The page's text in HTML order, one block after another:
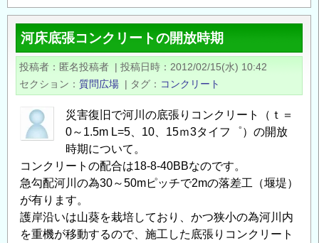
教
公
募
北
道
大
学
学
院
工
学
研
河床底張コンクリートの開放時期
投稿者 匿名投稿者 | 投稿日時
2012/02/15(水) 10:42
セクション
質問広場 | タグ コンクリート
災害復旧で河川の底張りコンクリート（ｔ＝
0～1.5m L=5、10、15ｍ3タイフ゜）の開放
時期について。
コンクリートの配合は18-8-40BBなのです。
急勾配河川の為30～50mピッチで2mの落差工（堰堤）
が有ります。
護岸沿いは山葵を栽培しており、かつ狭小の為河川内
を重機が移動するので、施工した底張りコンクリート